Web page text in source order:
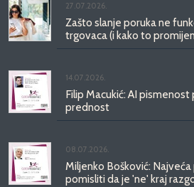
27.07.2026.
Zašto slanje poruka ne
trgovaca (i kako to
14.07.2026.
Filip Macukić: AI
prednost
08.07.2026.
Miljenko Bošković:
pomisliti da je 'ne' kraj